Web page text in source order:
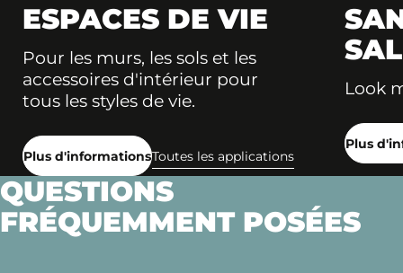
ESPACES DE VIE
Pour les murs, les sols et les
accessoires d'intérieur pour
tous les styles de vie.
Plus d'informationsToutes les applications
Look
Plus
QUESTIONS
FRÉQUEMMENT POSÉES